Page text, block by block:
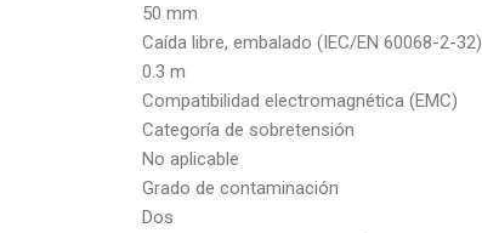
50 mm
Caída libre, embalado (IEC/EN 60068-2-32)
0.3 m
Compatibilidad electromagnética (EMC)
Categoría de sobretensión
No aplicable
Grado de contaminación
Dos